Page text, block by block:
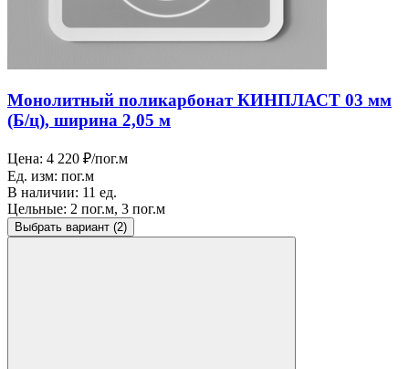
Монолитный поликарбонат КИНПЛАСТ 03 мм
(Б/ц), ширина 2,05 м
Цена: 4 220 ₽/пог.м
Ед. изм: пог.м
В наличии: 11 ед.
Цельные: 2 пог.м, 3 пог.м
Выбрать вариант (2)